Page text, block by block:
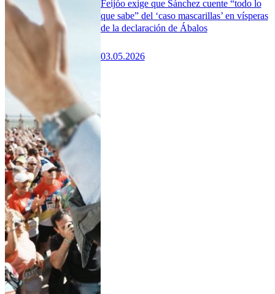
Feijóo exige que Sánchez cuente “todo lo
que sabe” del ‘caso mascarillas’ en vísperas
de la declaración de Ábalos
03.05.2026